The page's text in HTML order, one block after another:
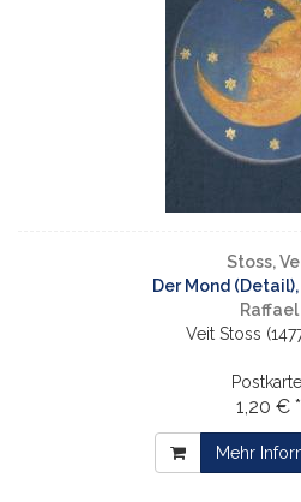
Stoss,
Der Mond
Raffael
Veit Stoss
Postkarte.
1,20 € *
Mehr